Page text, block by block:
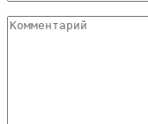
Комментарий